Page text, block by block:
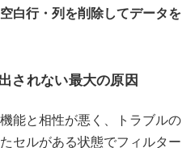
白行・列を削除してデータを
されない最大の原因
能と相性が悪く、トラブルの
セルがある状態でフィルター